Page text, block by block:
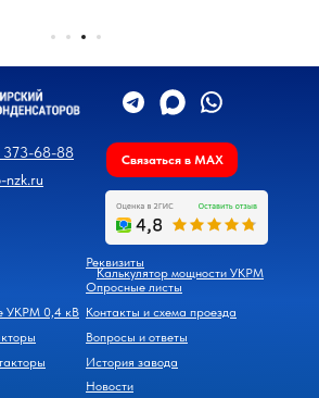
nzk.ru
УКРМ 0,4 кВ
Реквизиты
Калькулятор мощности УКРМ
Опросные листы
Контакты и схема проезда
Вопросы и ответы
Новости
История завода
373-68-88 Связаться в MAX